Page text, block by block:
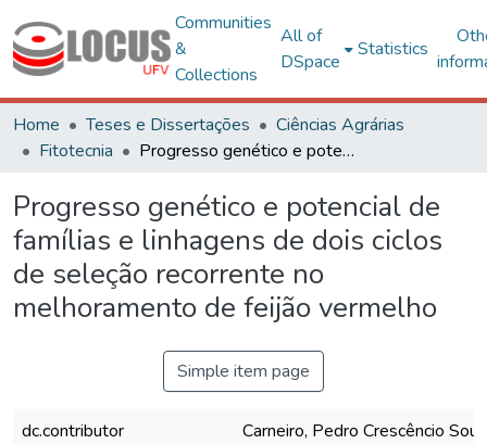
Communities
&
Collections
All of
DSpace
Statistics
Home Teses e Dissertações
Ciências Agrárias
Fitotecnia
Progresso genético e potencial de famílias e linhagens de dois ciclos de seleção recorrente no melhoramento de feijão vermelho
Progresso genético e potencial de
famílias e linhagens de dois ciclos
de seleção recorrente no
melhoramento de feijão vermelho
Simple item page
dc.contributor
Carneiro, Pedro Crescêncio